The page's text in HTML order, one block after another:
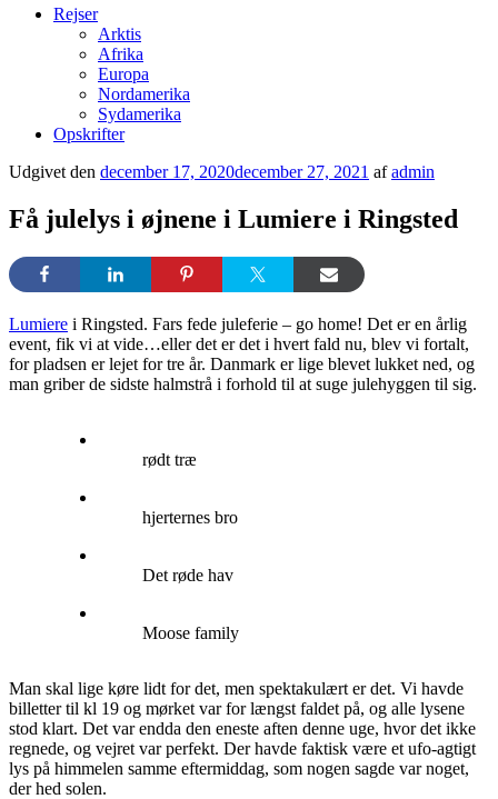
Rejser
Arktis
Afrika
Europa
Nordamerika
Sydamerika
Opskrifter
Udgivet den december 17, 2020december 27, 2021 afadmin
Få julelys i øjnene i Lumiere i Ringsted
Lumiere i Ringsted. Fars fede juleferie – go home! Det er en årlig
event, fik vi at vide…eller det er det i hvert fald nu, blev vi fortalt,
for pladsen er lejet for tre år. Danmark er lige blevet lukket ned, og
man griber de sidste halmstrå i forhold til at suge julehyggen til sig.
rødt træ
hjerternes bro
Det røde hav
Moose family
Man skal lige køre lidt for det, men spektakulært er det. Vi havde
billetter til kl 19 og mørket var for længst faldet på, og alle lysene
stod klart. Det var endda den eneste aften denne uge, hvor det ikke
regnede, og vejret var perfekt. Der havde faktisk være et ufo-agtigt
lys på himmelen samme eftermiddag, som nogen sagde var noget,
der hed solen.